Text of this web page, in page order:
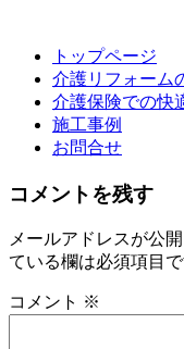
トップページ
介護リフォーム
介護保険での快
施工事例
お問合せ
コメントを残す
メールアドレスが公
ている欄は必須項目
コメント ※